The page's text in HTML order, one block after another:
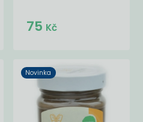
75 Kč
Novinka